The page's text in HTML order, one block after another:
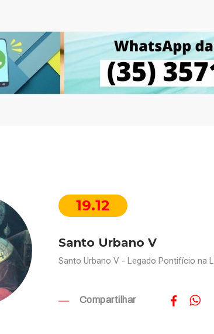
19.12
Santo Urbano V
Santo Urbano V - Legado Pontifício na
Compartilhar